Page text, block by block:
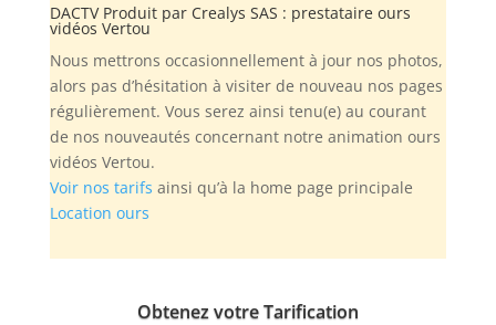
DACTV Produit par Crealys SAS : prestataire ours
vidéos Vertou
Nous mettrons occasionnellement à jour nos photos,
alors pas d’hésitation à visiter de nouveau nos pages
régulièrement. Vous serez ainsi tenu(e) au courant
de nos nouveautés concernant notre animation ours
vidéos Vertou.
Voir nos tarifs ainsi qu’à la home page principale
Location ours
Obtenez votre Tarification